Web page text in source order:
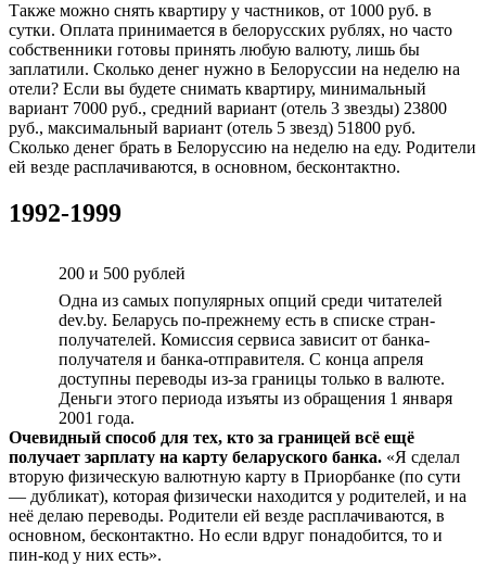
Также можно снять квартиру у частников, от 1000 руб. в
сутки. Оплата принимается в белорусских рублях, но часто
собственники готовы принять любую валюту, лишь бы
заплатили. Сколько денег нужно в Белоруссии на неделю на
отели? Если вы будете снимать квартиру, минимальный
вариант 7000 руб., средний вариант (отель 3 звезды) 23800
руб., максимальный вариант (отель 5 звезд) 51800 руб.
Сколько денег брать в Белоруссию на неделю на еду. Родители
ей везде расплачиваются, в основном, бесконтактно.
1992-1999
200 и 500 рублей
Одна из самых популярных опций среди читателей
dev.by. Беларусь по-прежнему есть в списке стран-
получателей. Комиссия сервиса зависит от банка-
получателя и банка-отправителя. С конца апреля
доступны переводы из-за границы только в валюте.
Деньги этого периода изъяты из обращения 1 января
2001 года.
Очевидный способ для тех, кто за границей всё ещё
получает зарплату на карту беларуского банка. «Я сделал
вторую физическую валютную карту в Приорбанке (по сути
— дубликат), которая физически находится у родителей, и на
неё делаю переводы. Родители ей везде расплачиваются, в
основном, бесконтактно. Но если вдруг понадобится, то и
пин-код у них есть».